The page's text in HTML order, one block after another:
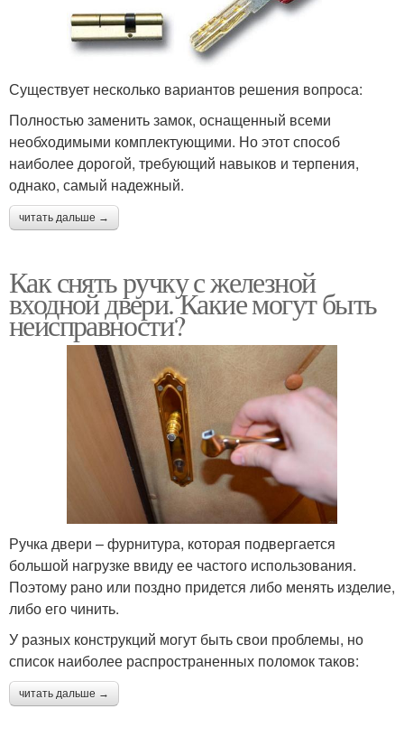
Существует несколько вариантов решения вопроса:
Полностью заменить замок, оснащенный всеми
необходимыми комплектующими. Но этот способ
наиболее дорогой, требующий навыков и терпения,
однако, самый надежный.
читать дальше →
Как снять ручку с железной
входной двери. Какие могут быть
неисправности?
Ручка двери – фурнитура, которая подвергается
большой нагрузке ввиду ее частого использования.
Поэтому рано или поздно придется либо менять изделие,
либо его чинить.
У разных конструкций могут быть свои проблемы, но
список наиболее распространенных поломок таков:
читать дальше →